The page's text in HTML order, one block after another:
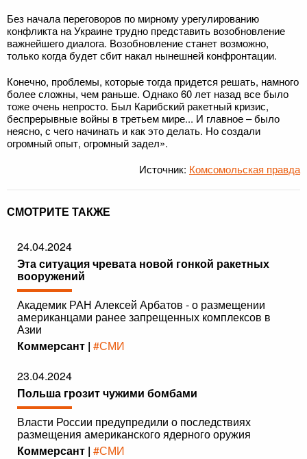
Без начала переговоров по мирному урегулированию
конфликта на Украине трудно представить возобновление
важнейшего диалога. Возобновление станет возможно,
только когда будет сбит накал нынешней конфронтации.
Конечно, проблемы, которые тогда придется решать, намного
более сложны, чем раньше. Однако 60 лет назад все было
тоже очень непросто. Был Карибский ракетный кризис,
беспрерывные войны в третьем мире... И главное – было
неясно, с чего начинать и как это делать. Но создали
огромный опыт, огромный задел».
Источник: Комсомольская правда
СМОТРИТЕ ТАКЖЕ
24.04.2024
Эта ситуация чревата новой гонкой ракетных
вооружений
Академик РАН Алексей Арбатов - о размещении
американцами ранее запрещенных комплексов в
Азии
Коммерсант | #СМИ
23.04.2024
Польша грозит чужими бомбами
Власти России предупредили о последствиях
размещения американского ядерного оружия
Коммерсант | #СМИ